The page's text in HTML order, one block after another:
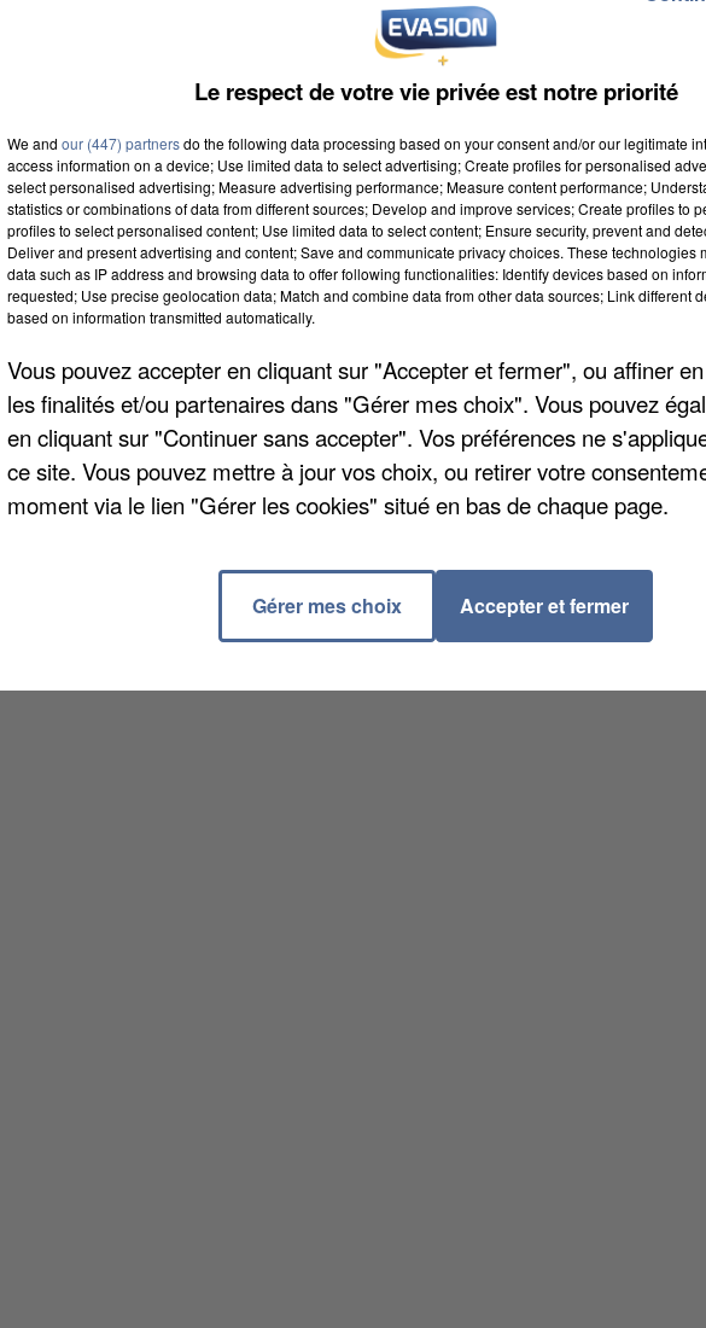
Le respect de votre vie privée est notre priorité
We and our (447) partnersdo the following data processing based on your consent and/or our legitimate
access information on a device; Use limited data to select advertising; Create profiles for personalised
select personalised advertising; Measure advertising performance; Measure content performance;
statistics or combinations of data from different sources; Develop and improve services; Create profiles to
profiles to select personalised content; Use limited data to select content; Ensure security, prevent and
Deliver and present advertising and content; Save and communicate privacy choices. These technologies
data such as IP address and browsing data to offer following functionalities: Identify devices based on
requested; Use precise geolocation data; Match and combine data from other data sources; Link different
based on information transmitted automatically.
Vous pouvez accepter en cliquant sur "Accepter et fermer", ou affiner
les finalités et/ou partenaires dans "Gérer mes choix". Vous pouvez
en cliquant sur "Continuer sans accepter". Vos préférences ne
ce site. Vous pouvez mettre à jour vos choix, ou retirer votre
moment via le lien "Gérer les cookies" situé en bas de chaque page.
Gérer mes choix Accepter et fermer